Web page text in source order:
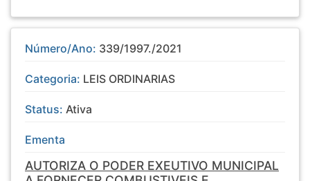
Número/Ano: 339/1997./2021
Categoria: LEIS ORDINARIAS
Status: Ativa
Ementa
AUTORIZA O PODER EXEUTIVO MUNICIPAL